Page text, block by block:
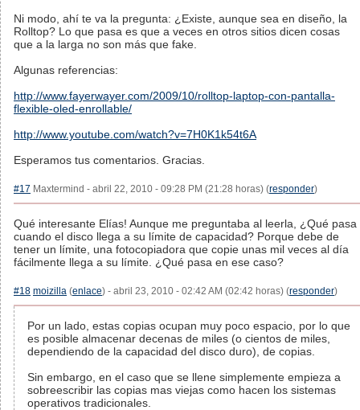
Ni modo, ahí te va la pregunta: ¿Existe, aunque sea en diseño, la
Rolltop? Lo que pasa es que a veces en otros sitios dicen cosas
que a la larga no son más que fake.
Algunas referencias:
http://www.fayerwayer.com/2009/10/rolltop-laptop-con-pantalla-
flexible-oled-enrollable/
http://www.youtube.com/watch?v=7H0K1k54t6A
Esperamos tus comentarios. Gracias.
#17 Maxtermind - abril 22, 2010 - 09:28 PM (21:28 horas) (responder)
Qué interesante Elías! Aunque me preguntaba al leerla, ¿Qué pasa
cuando el disco llega a su límite de capacidad? Porque debe de
tener un límite, una fotocopiadora que copie unas mil veces al día
fácilmente llega a su límite. ¿Qué pasa en ese caso?
#18 moizilla (enlace) - abril 23, 2010 - 02:42 AM (02:42 horas) (responder)
Por un lado, estas copias ocupan muy poco espacio, por lo que
es posible almacenar decenas de miles (o cientos de miles,
dependiendo de la capacidad del disco duro), de copias.
Sin embargo, en el caso que se llene simplemente empieza a
sobreescribir las copias mas viejas como hacen los sistemas
operativos tradicionales.